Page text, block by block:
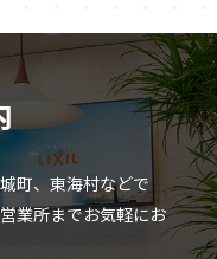
町、東海村などで
業所までお気軽にお